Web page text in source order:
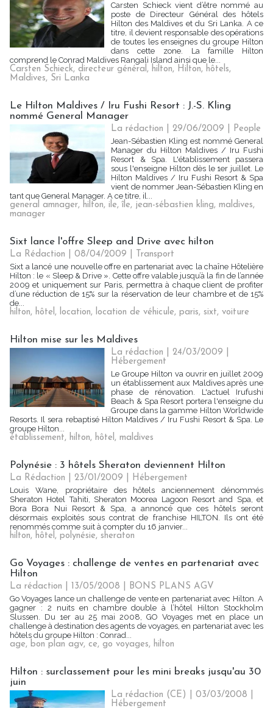
Carsten Schieck vient d’être nommé au
poste de Directeur Général des hôtels
Hilton des Maldives et du Sri Lanka. A ce
titre, il devient responsable des opérations
de toutes les enseignes du groupe Hilton
dans cette zone. La famille Hilton
comprend le Conrad Maldives Rangali Island ainsi que le...
Carsten Schieck, directeur général, hilton, Hilton, hôtels,
Maldives, Sri Lanka
Le Hilton Maldives / Iru Fushi Resort : J.-S. Kling
nommé General Manager
La rédaction | 29/06/2009
People
Jean-Sébastien Kling est nommé General
Manager du Hilton Maldives / Iru Fushi
Resort & Spa. L'établissement passera
sous l'enseigne Hilton dès le 1er juillet. Le
Hilton Maldives / Iru Fushi Resort & Spa
vient de nommer Jean-Sébastien Kling en
tant que General Manager. A ce titre, il...
general amnager, hilton, ile,île, jean-sébastien kling, maldives,
manager
Sixt lance l'offre Sleep and Drive avec hilton
La Rédaction | 08/04/2009
Transport
Sixt a lancé une nouvelle offre en partenariat avec la chaîne Hôtelière
Hilton : le « Sleep & Drive ». Cette offre valable jusqu’à la fin de l’année
2009 et uniquement sur Paris, permettra à chaque client de profiter
d’une réduction de 15% sur la réservation de leur chambre et de 15%
de...
hilton, hôtel, location, location de véhicule, paris, sixt, voiture
Hilton mise sur les Maldives
La rédaction | 24/03/2009
Hébergement
Le Groupe Hilton va ouvrir en juillet 2009
un établissement aux Maldives après une
phase de rénovation. L'actuel Irufushi
Beach & Spa Resort portera l'enseigne du
Groupe dans la gamme Hilton Worldwide
Resorts. Il sera rebaptisé Hilton Maldives / Iru Fushi Resort & Spa. Le
groupe Hilton...
établissement, hilton, hôtel, maldives
Polynésie : 3 hôtels Sheraton deviennent Hilton
La Rédaction | 23/01/2009
Hébergement
Louis Wane, propriétaire des hôtels anciennement dénommés
Sheraton Hotel Tahiti, Sheraton Moorea Lagoon Resort and Spa, et
Bora Bora Nui Resort & Spa, a annoncé que ces hôtels seront
désormais exploités sous contrat de franchise HILTON. Ils ont été
renommés comme suit à compter du 16 janvier...
hilton, hôtel, polynésie, sheraton
Go Voyages : challenge de ventes en partenariat avec
Hilton
La rédaction | 13/05/2008
BONS PLANS AGV
Go Voyages lance un challenge de vente en partenariat avec Hilton. A
gagner : 2 nuits en chambre double à l’hôtel Hilton Stockholm
Slussen. Du 1er au 25 mai 2008, GO Voyages met en place un
challenge à destination des agents de voyages, en partenariat avec les
hôtels du groupe Hilton : Conrad...
age, bon plan agv, ce, go voyages, hilton
Hilton : surclassement pour les mini breaks jusqu'au 30
juin
La rédaction (CE) | 03/03/2008
Hébergement